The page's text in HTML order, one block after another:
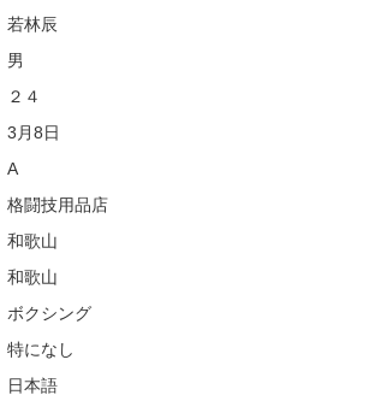
若林辰
男
２４
3月8日
A
格闘技用品店
和歌山
和歌山
ボクシング
特になし
日本語